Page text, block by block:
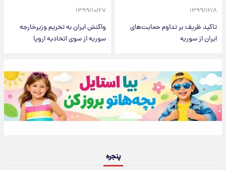
۱۳۹۹/۱۲/۸
تاکید ظریف بر تداوم حمایت‌های
ایران از سوریه
۱۳۹۹/۱۰/۲۷
واکنش ایران به تحریم وزیرخارجه
سوریه از سوی اتحادیه اروپا
پنجره